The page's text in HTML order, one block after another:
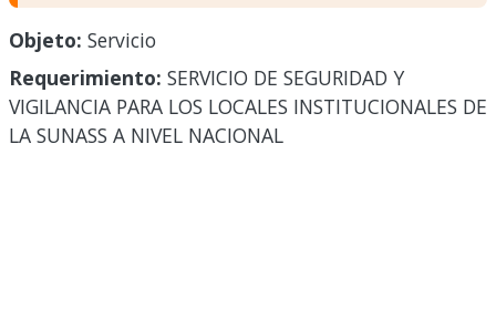
Objeto: Servicio
Requerimiento: SERVICIO DE SEGURIDAD Y
VIGILANCIA PARA LOS LOCALES INSTITUCIONALES DE
LA SUNASS A NIVEL NACIONAL